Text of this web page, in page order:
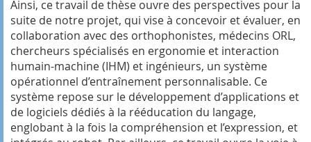
Ainsi, ce travail de thèse ouvre des perspectives pour la
suite de notre projet, qui vise à concevoir et évaluer, en
collaboration avec des orthophonistes, médecins ORL,
chercheurs spécialisés en ergonomie et interaction
humain-machine (IHM) et ingénieurs, un système
opérationnel d’entraînement personnalisable. Ce
système repose sur le développement d’applications et
de logiciels dédiés à la rééducation du langage,
englobant à la fois la compréhension et l’expression, et